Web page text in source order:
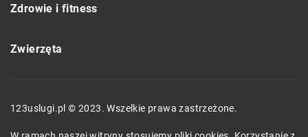
Zdrowie i fitness
Zwierzęta
123uslugi.pl © 2023. Wszelkie prawa zastrzeżone.